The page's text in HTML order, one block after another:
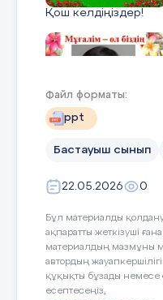
Қош келдіңіздер!
Файл форматы:
ppt
Бастауыш сынып
22.05.2026 0
Бұл материалды
ақпаратты жеткізуші
материалдың мазмұны
автордың
құқықты бұзады немесе
есептесеңіз,